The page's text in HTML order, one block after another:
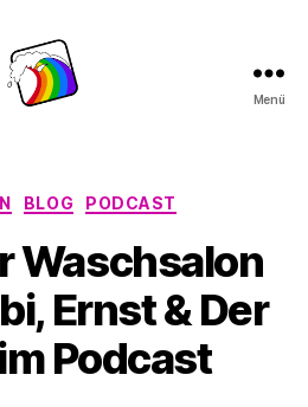
Menü
Kategorien
BLOG PODCAST
Waschsalon
Ernst & Der
Podcast